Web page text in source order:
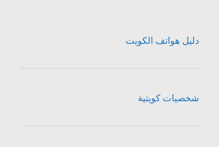
دليل هواتف الكويت
شخصيات كويتية